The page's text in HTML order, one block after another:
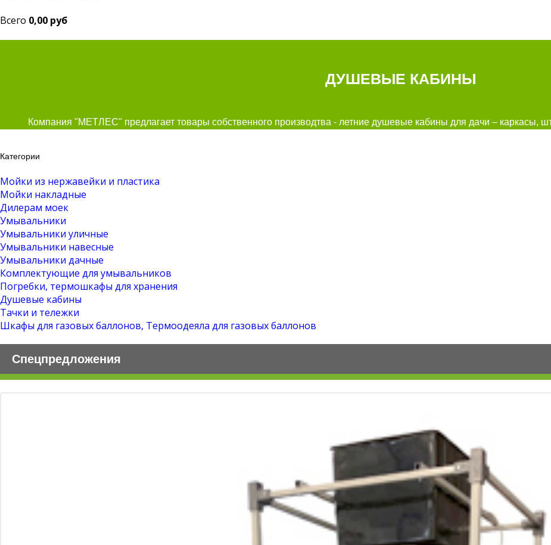
Всего 0,00 руб
ДУШЕВЫЕ КАБИНЫ
Компания "МЕТЛЕС" предлагает товары собственного производтва - летние душевые кабины для дачи – каркасы,
Категории
Мойки из нержавейки и пластика
Мойки накладные
Дилерам моек
Умывальники
Умывальники уличные
Умывальники навесные
Умывальники дачные
Комплектующие для умывальников
Погребки, термошкафы для хранения
Душевые кабины
Тачки и тележки
Шкафы для газовых баллонов, Термоодеяла для газовых баллонов
Спецпредложения